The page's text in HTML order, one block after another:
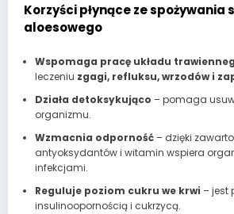
Korzyści płynące ze spożywania
aloesowego
Wspomaga pracę układu
leczeniu zgagi, refluksu, wrzodów i
Działa detoksykująco – pomaga
organizmu.
Wzmacnia odporność– dzięki
antyoksydantów i witamin wspiera
infekcjami.
Reguluje poziom cukru we krwi – jest
insulinoopornością i cukrzycą.